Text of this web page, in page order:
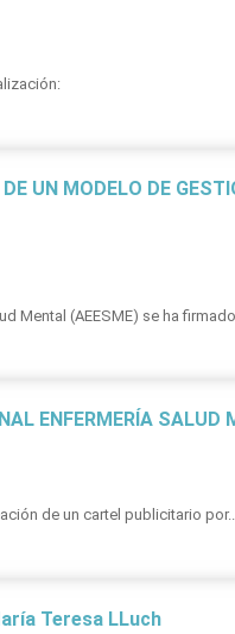
UN MODELO DE
(AEESME) se ha
ENFERMERÍA SALUD
de un cartel publicitario
Teresa LLuch